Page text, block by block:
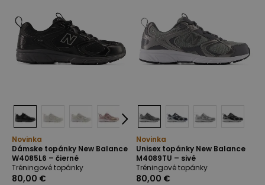
Novinka
Dámske topánky New Balance
W4085L6 – čierné
Tréningové topánky
80,00 €
Novinka
Unisex topánky New Balance
M4089TU – sivé
Tréningové topánky
80,00 €